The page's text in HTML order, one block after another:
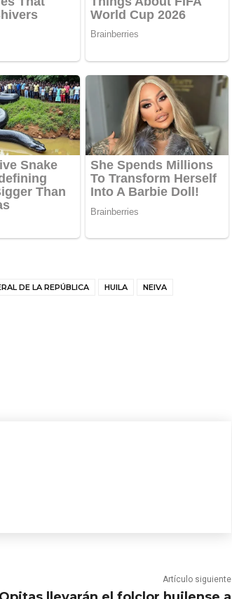
DE LA REPÚBLICA HUILA
NEIVA
Artículo siguiente